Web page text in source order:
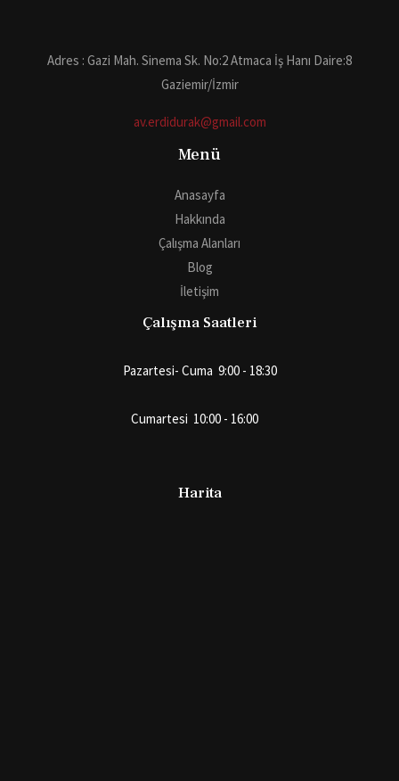
Adres : Gazi Mah. Sinema Sk. No:2 Atmaca İş Hanı Daire:8
Gaziemir/İzmir
av.erdidurak@gmail.com
Menü
Anasayfa
Hakkında
Çalışma Alanları
Blog
İletişim
Çalışma Saatleri
Pazartesi- Cuma 9:00 - 18:30
Cumartesi 10:00 - 16:00
Harita